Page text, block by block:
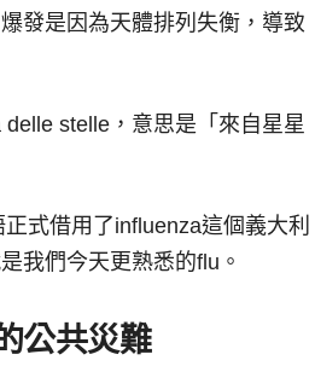
發是因為天體排列失衡，導致
stelle，意思是「來自星星
式借用了influenza這個義大利
我們今天更熟悉的flu。
公共災難